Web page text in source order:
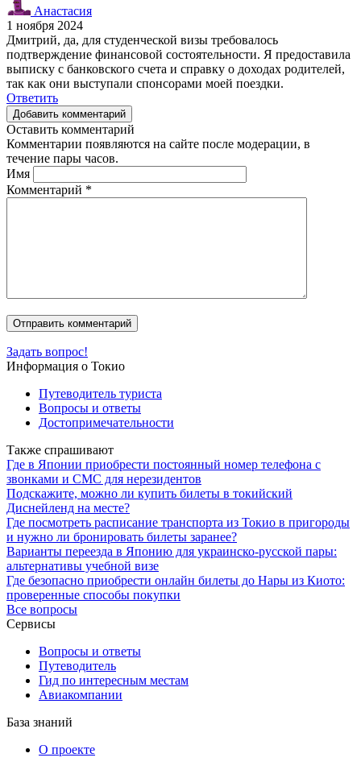
Анастасия
1 ноября 2024
Дмитрий, да, для студенческой визы требовалось
подтверждение финансовой состоятельности. Я предоставила
выписку с банковского счета и справку о доходах родителей,
так как они выступали спонсорами моей поездки.
Ответить
Добавить комментарий
Оставить комментарий
Комментарии появляются на сайте после модерации, в
течение пары часов.
Имя
Комментарий *
Задать вопрос!
Информация о Токио
Путеводитель туриста
Вопросы и ответы
Достопримечательности
Также спрашивают
Где в Японии приобрести постоянный номер телефона с
звонками и СМС для нерезидентов
Подскажите, можно ли купить билеты в токийский
Диснейленд на месте?
Где посмотреть расписание транспорта из Токио в пригороды
и нужно ли бронировать билеты заранее?
Варианты переезда в Японию для украинско-русской пары:
альтернативы учебной визе
Где безопасно приобрести онлайн билеты до Нары из Киото:
проверенные способы покупки
Все вопросы
Сервисы
Вопросы и ответы
Путеводитель
Гид по интересным местам
Авиакомпании
База знаний
О проекте